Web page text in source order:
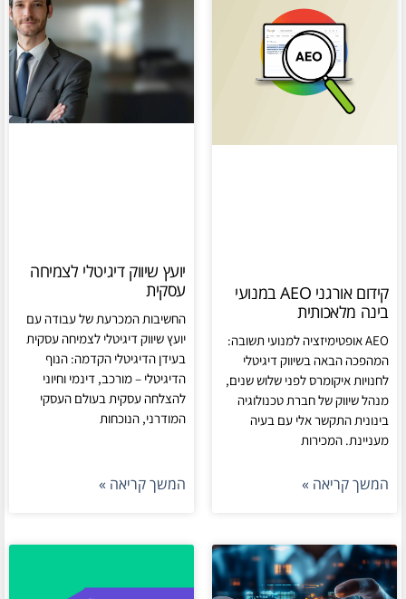
קידום אורגני AEO במנועי
בינה מלאכותית
AEO אופטימיזציה למנועי תשובה:
המהפכה הבאה בשיווק דיגיטלי
לחנויות איקומרס לפני שלוש שנים,
מנהל שיווק של חברת טכנולוגיה
בינונית התקשר אלי עם בעיה
מעניינת. המכירות
המשך קריאה »
יועץ שיווק דיגיטלי לצמיחה
עסקית
החשיבות המכרעת של עבודה עם
יועץ שיווק דיגיטלי לצמיחה עסקית
בעידן הדיגיטלי הקדמה: הנוף
הדיגיטלי – מורכב, דינמי וחיוני
להצלחה עסקית בעולם העסקי
המודרני, הנוכחות
המשך קריאה »